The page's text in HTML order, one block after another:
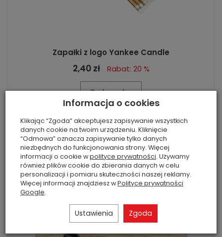
Zapałki z logo Yankee Candle
2,40 zł Rabat: 20 %
Do koszyka
Informacja o cookies
Klikając “Zgoda” akceptujesz zapisywanie wszystkich
danych cookie na twoim urządzeniu. Kliknięcie
“Odmowa” oznacza zapisywanie tylko danych
niezbędnych do funkcjonowania strony. Więcej
informacji o cookie wpolityce prywatności. Używamy
również plików cookie do zbierania danych w celu
personalizacji i pomiaru skuteczności naszej reklamy.
Więcej informacji znajdziesz wPolityce prywatności
Google.
Ustawienia Zgoda